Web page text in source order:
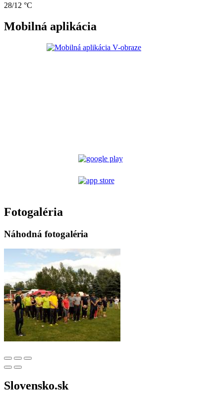
28/12 °C
Mobilná aplikácia
Fotogaléria
Náhodná fotogaléria
Slovensko.sk